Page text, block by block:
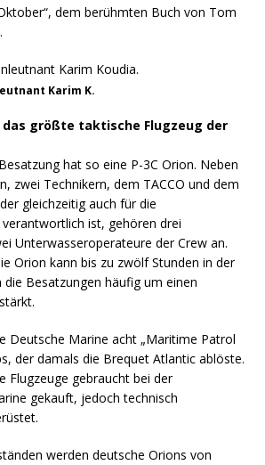
dem berühmten Buch von Tom
Karim K.
das größte taktische Flugzeug der
hat so eine P-3C Orion. Neben
zwei Technikern, dem TACCO und dem
gleichzeitig auch für die
ist, gehören drei
Unterwasseroperateure der Crew an.
Orion kann bis zu zwölf Stunden in der
Besatzungen häufig um einen
Deutsche Marine acht „Maritime Patrol
der damals die Brequet Atlantic ablöste.
Flugzeuge gebraucht bei der
gekauft, jedoch technisch
werden deutsche Orions von